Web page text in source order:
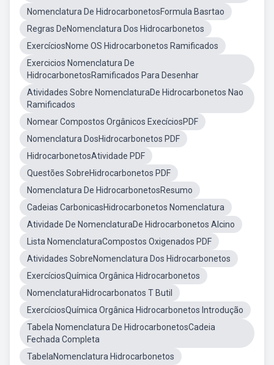
Nomenclatura De HidrocarbonetosFormula Basrtao
Regras DeNomenclatura Dos Hidrocarbonetos
ExercíciosNome OS Hidrocarbonetos Ramificados
Exercicios Nomenclatura De
HidrocarbonetosRamificados Para Desenhar
Atividades Sobre NomenclaturaDe Hidrocarbonetos Nao
Ramificados
Nomear Compostos Orgânicos ExecíciosPDF
Nomenclatura DosHidrocarbonetos PDF
HidrocarbonetosAtividade PDF
Questões SobreHidrocarbonetos PDF
Nomenclatura De HidrocarbonetosResumo
Cadeias CarbonicasHidrocarbonetos Nomenclatura
Atividade De NomenclaturaDe Hidrocarbonetos Alcino
Lista NomenclaturaCompostos Oxigenados PDF
Atividades SobreNomenclatura Dos Hidrocarbonetos
ExercíciosQuímica Orgânica Hidrocarbonetos
NomenclaturaHidrocarbonatos T Butil
ExercíciosQuímica Orgânica Hidrocarbonetos Introdução
Tabela Nomenclatura De HidrocarbonetosCadeia
Fechada Completa
TabelaNomenclatura Hidrocarbonetos